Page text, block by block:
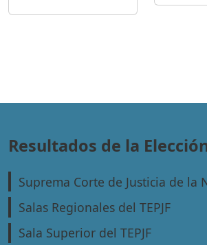
Resultados de la
Suprema Corte de Justicia de la
Salas Regionales del TEPJF
Sala Superior del TEPJF